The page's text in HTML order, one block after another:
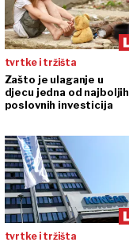
tvrtke i tržišta
Zašto je ulaganje u
djecu jedna od najboljih
poslovnih investicija
tvrtke i tržišta